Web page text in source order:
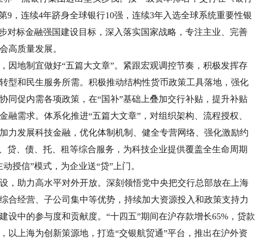
9，连续4年跻身全球银行10强，连续3年入选全球系统重要性银
对标金融强国建设目标，深入落实国家战略，专注主业、完善
高质量发展。
地制宜做好“五篇大文章”。紧跟宏观调控节奏，积极发挥存
型和民生服务所需。积极推动结构性货币政策工具落地，强化
同促内需各项政策，在“国补”基础上叠加交行补贴，提升补贴
融需求。体系化推进“五篇大文章”，对组织架构、流程授权、
力发展科技金融，优化体制机制、健全专营网络、强化激励约
贷、债、托、租等综合服务，为科技企业提供覆盖全生命周期
授信”模式，为企业送“贷”上门。
助力高水平对外开放。深刻领悟党中央把交行总部放在上海
合经营、子公司集中等优势，持续加大资源投入和政策支持力
设中的参与度和贡献度。“十四五”期间在沪存款增长65%，贷款
以上海为创新策源地，打造“交银航贸通”平台，推出在沪外资